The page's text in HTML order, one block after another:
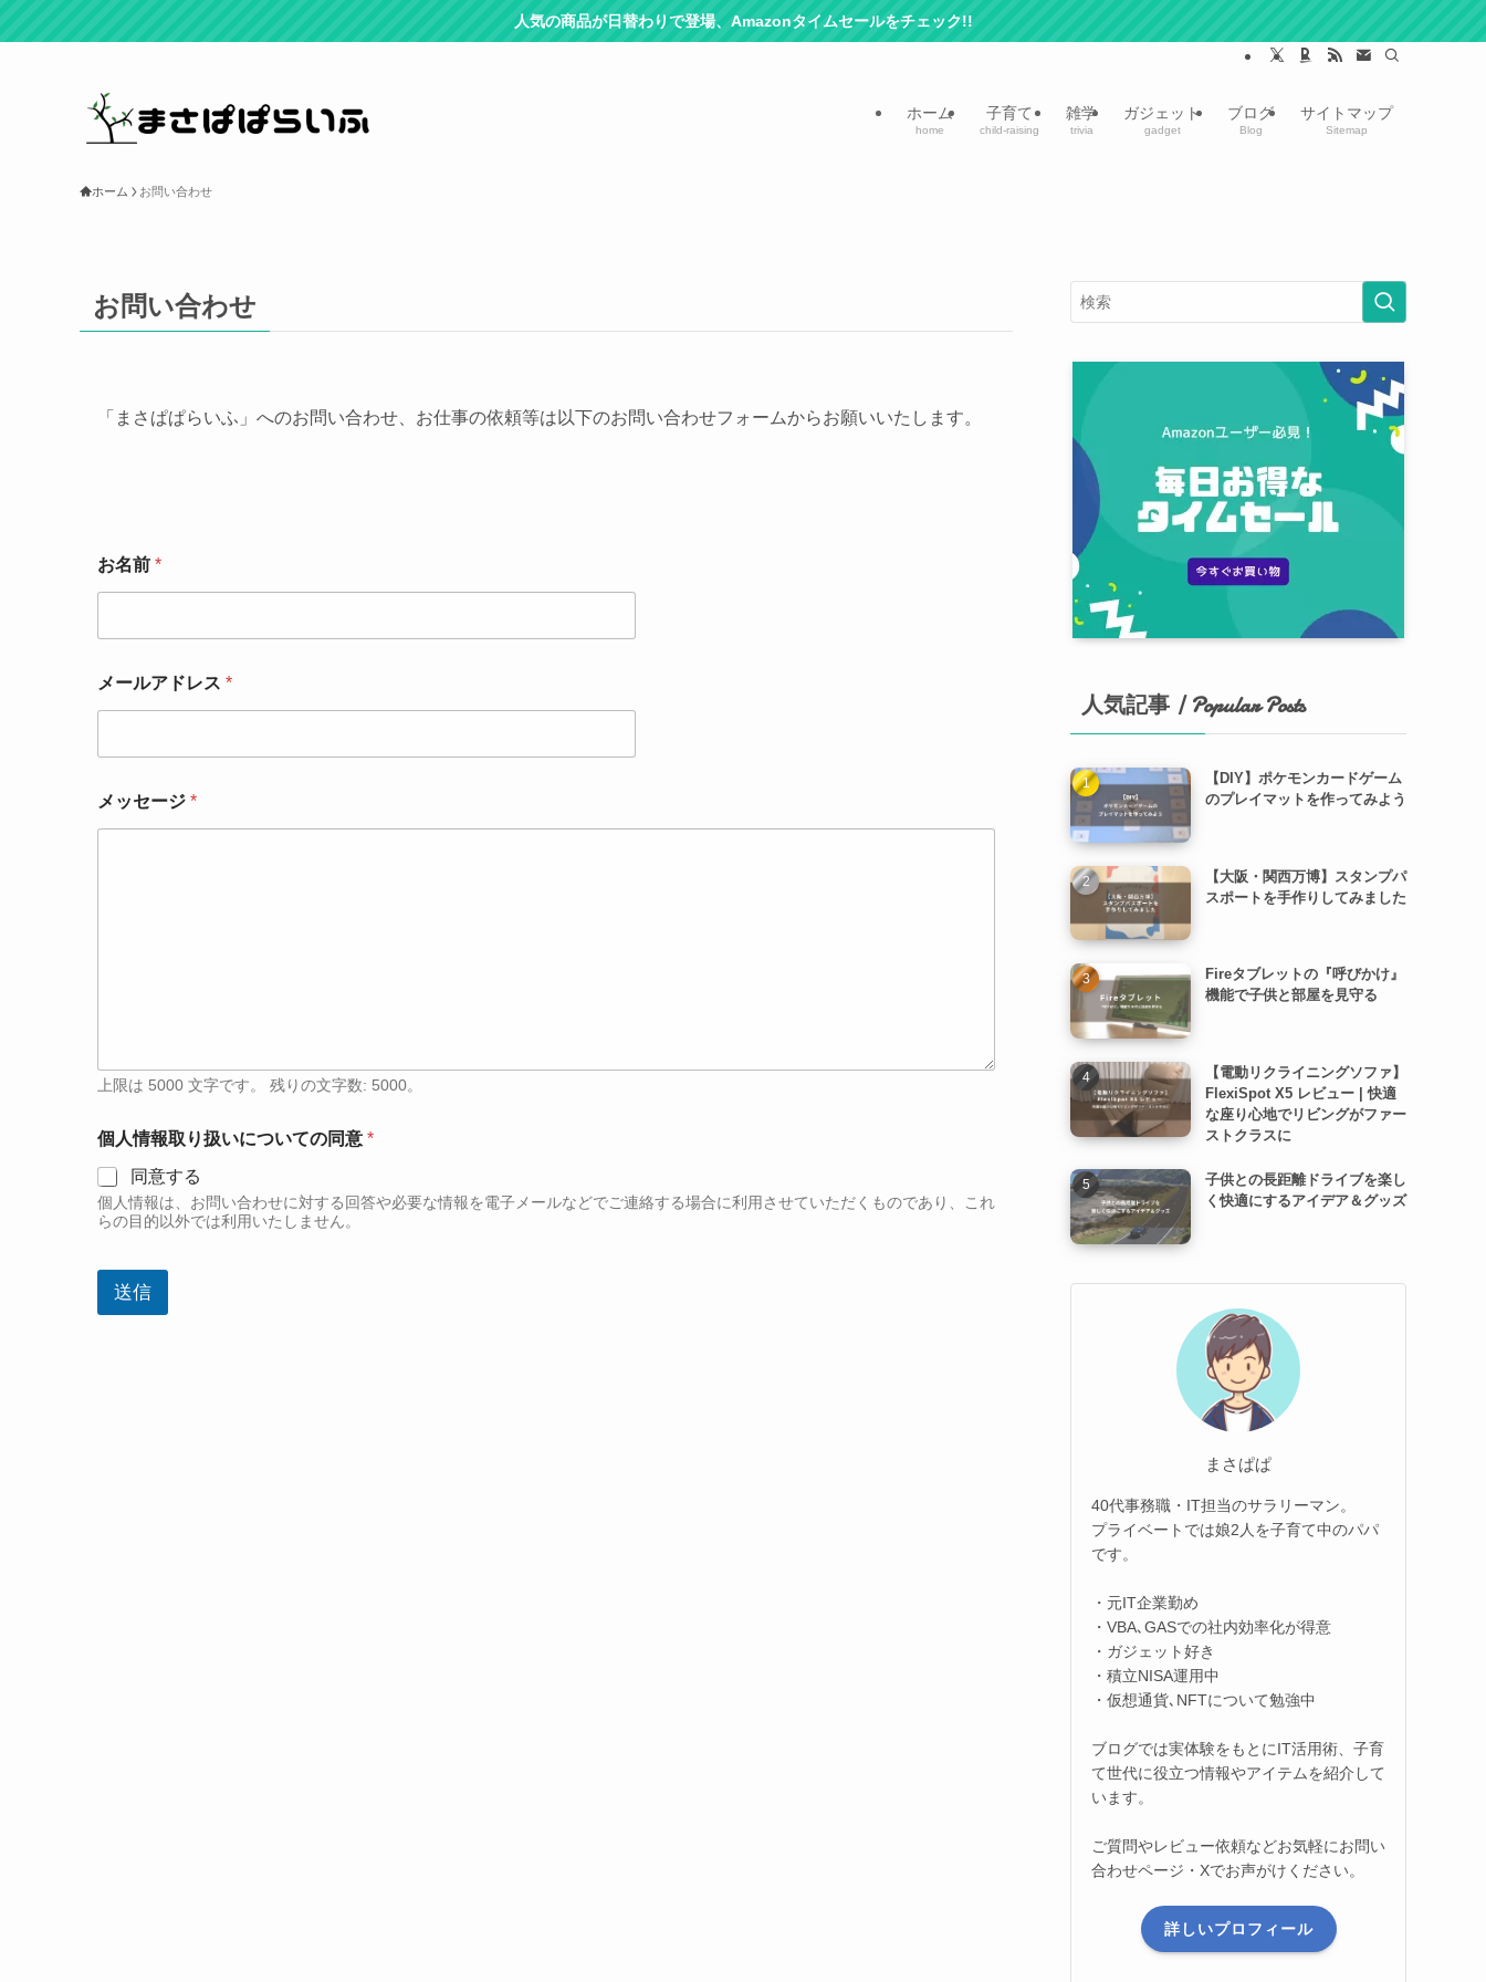
人気の商品が日替わりで登場、Amazonタイムセールをチェック!!
ホーム
home
子育て
child-raising
雑学
trivia
ガジェット
gadget
ブログ
Blog
サイトマップ
Sitemap
ホーム お問い合わせ
お問い合わせ
「まさぱぱらいふ」へのお問い合わせ、お仕事の依頼等は以下のお問い合わせフォームからお願いいたします。
*
*
お名前 *
メールアドレス *
メッセージ *
上限は 5000 文字です。 残りの文字数: 5000。
個人情報取り扱いについての同意 *
同意する
個人情報は、お問い合わせに対する回答や必要な情報を電子メールなどでご連絡する場合に利用させていただくものであり、これ
らの目的以外では利用いたしません。
送信
人気記事 | Popular Posts
【DIY】ポケモンカードゲーム
のプレイマットを作ってみよう
【大阪・関西万博】スタンプパ
スポートを手作りしてみました
Fireタブレットの『呼びかけ』
機能で子供と部屋を見守る
【電動リクライニングソファ】
FlexiSpot X5 レビュー | 快適
な座り心地でリビングがファー
ストクラスに
子供との長距離ドライブを楽し
く快適にするアイデア＆グッズ
まさぱぱ
40代事務職・IT担当のサラリーマン。
プライベートでは娘2人を子育て中のパパ
です。
・元IT企業勤め
・VBA､GASでの社内効率化が得意
・ガジェット好き
・積立NISA運用中
・仮想通貨､NFTについて勉強中
ブログでは実体験をもとにIT活用術、子育
て世代に役立つ情報やアイテムを紹介して
います。
ご質問やレビュー依頼などお気軽にお問い
合わせページ・Xでお声がけください。
詳しいプロフィール